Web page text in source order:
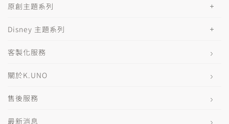
原創主題系列
Disney 主題系列
客製化服務
關於K.UNO
售後服務
最新消息